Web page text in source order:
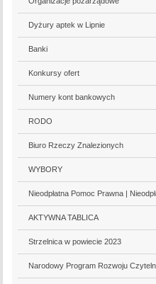
Dyżury aptek w Lipnie
Banki
Konkursy ofert
Numery kont bankowych
RODO
Biuro Rzeczy Znalezionych
WYBORY
Nieodpłatna Pomoc Prawna |
AKTYWNA TABLICA
Strzelnica w powiecie 2023
Narodowy Program Rozwoju